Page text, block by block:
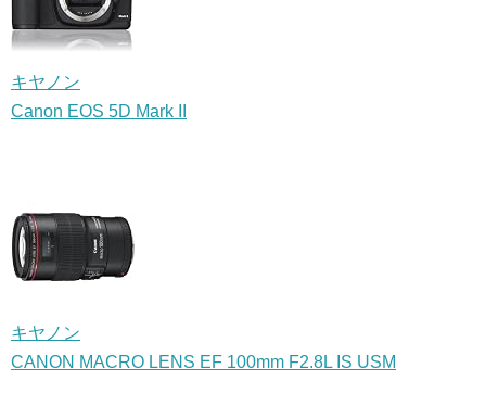
キヤノン
Canon EOS 5D Mark II
キヤノン
CANON MACRO LENS EF 100mm F2.8L IS USM